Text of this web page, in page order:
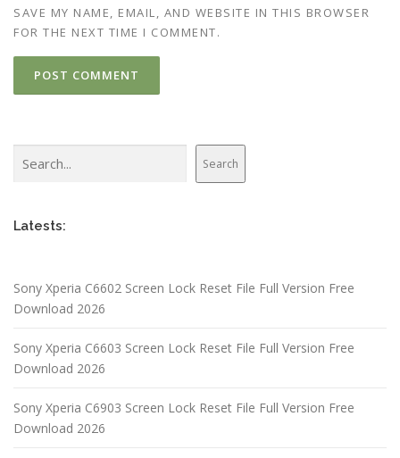
SAVE MY NAME, EMAIL, AND WEBSITE IN THIS BROWSER
FOR THE NEXT TIME I COMMENT.
Search
Latests:
Sony Xperia C6602 Screen Lock Reset File Full Version Free
Download 2026
Sony Xperia C6603 Screen Lock Reset File Full Version Free
Download 2026
Sony Xperia C6903 Screen Lock Reset File Full Version Free
Download 2026